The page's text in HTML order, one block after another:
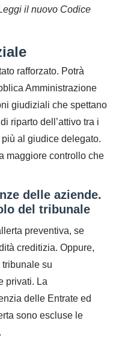
il nuovo Codice
rafforzato. Potrà
Amministrazione
giudiziali che spettano
riparto dell’attivo tra i
al giudice delegato.
maggiore controllo che
delle aziende.
del tribunale
preventiva, se
creditizia. Oppure,
su
privati. La
delle Entrate ed
sono escluse le